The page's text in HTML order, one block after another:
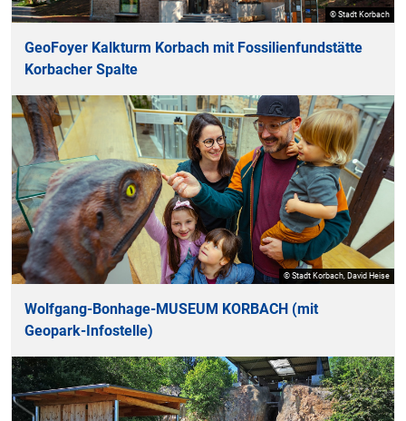
© Stadt Korbach
GeoFoyer Kalkturm Korbach mit Fossilienfundstätte
Korbacher Spalte
© Stadt Korbach, David Heise
Wolfgang-Bonhage-MUSEUM KORBACH (mit
Geopark-Infostelle)